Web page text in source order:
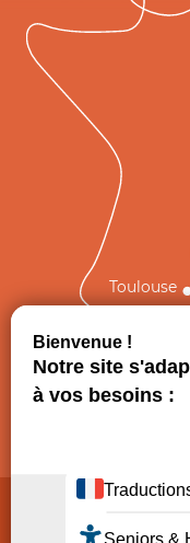
Toulouse
Politique de